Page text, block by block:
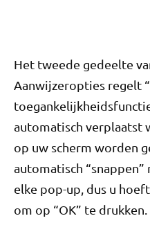
Het tweede gedeelte
Aanwijzeropties regelt
automatisch verplaatst
op uw scherm worden
automatisch
elke pop-up, dus u
om op “OK” te drukken.